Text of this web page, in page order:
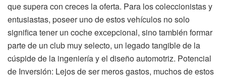
que supera con creces la oferta. Para los coleccionistas y
entusiastas, poseer uno de estos vehículos no solo
significa tener un coche excepcional, sino también formar
parte de un club muy selecto, un legado tangible de la
cúspide de la ingeniería y el diseño automotriz. Potencial
de Inversión: Lejos de ser meros gastos, muchos de estos